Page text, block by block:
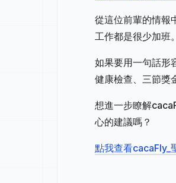
從這位前輩的情報
工作都是很少加班。
如果要用一句話形
健康檢查、三節獎
想進一步瞭解
心的建議嗎？
點我查看cacaFly_